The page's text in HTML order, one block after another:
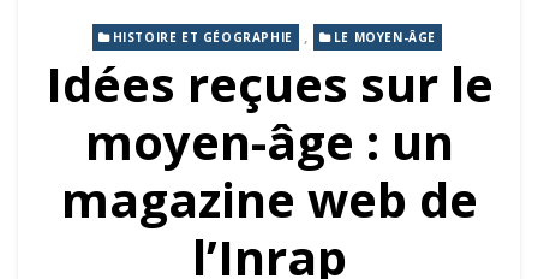
HISTOIRE ET GÉOGRAPHIE , LE MOYEN-ÂGE
Idées reçues sur le
moyen-âge : un
magazine web de
l’Inrap